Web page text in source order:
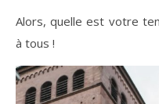
Alors, quelle est votre
à tous !